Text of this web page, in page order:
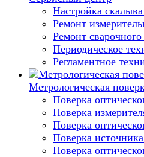
Настройка
Ремонт
Ремонт
Периодическое
Регламентное
Метрологическая
Поверка
Поверка
Поверка
Поверка
Поверка